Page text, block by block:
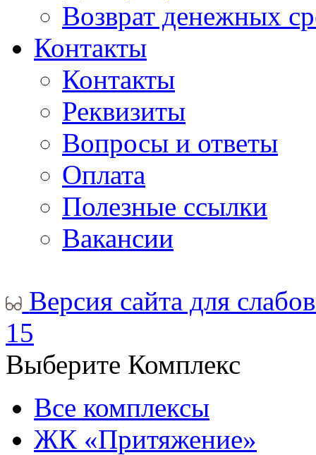
Возврат денежных
Контакты
Контакты
Реквизиты
Вопросы и ответы
Оплата
Полезные ссылки
Вакансии
Версия сайта для
15
Выберите Комплекс
Все комплексы
ЖК «Притяжение»